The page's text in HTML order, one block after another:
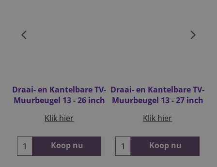
Draai- en Kantelbare TV-
Muurbeugel 13 - 26 inch
Klik hier
Koop nu
Draai- en Kantelbare TV-
Muurbeugel 13 - 27 inch
Klik hier
Koop nu